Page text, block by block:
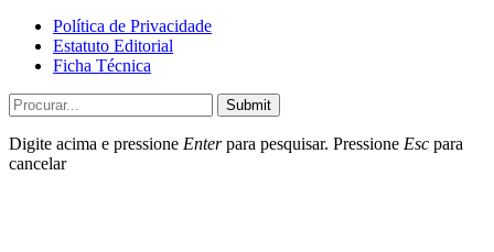
Política de Privacidade
Estatuto Editorial
Ficha Técnica
Submit
Digite acima e pressione Enterpara pesquisar. Pressione Esc para
cancelar